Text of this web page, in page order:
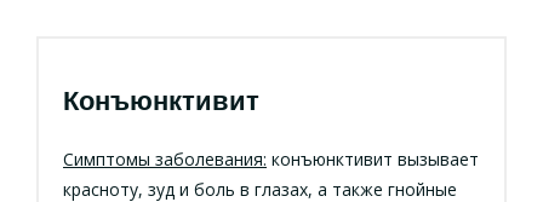
Конъюнктивит
Симптомы заболевания: конъюнктивит вызывает
красноту, зуд и боль в глазах, а также гнойные